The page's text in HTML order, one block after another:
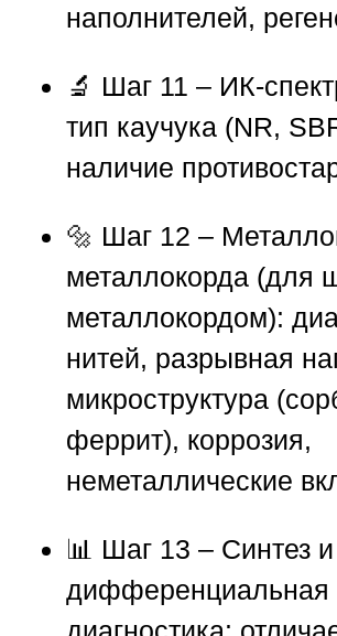
наполнителей,
🔬 Шаг 11 – ИК-
тип каучука (NR,
наличие
🔩 Шаг 12 –
металлокорда (для
металлокордом):
нитей, разрывная
микроструктура
феррит), коррозия,
неметаллические
📊 Шаг 13 – Синтез и
дифференциальная